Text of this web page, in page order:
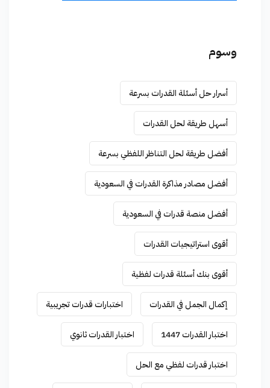
وسوم
أسرار حل أسئلة القدرات بسرعة
أسهل طريقة لحل القدرات
أفضل طريقة لحل التناظر اللفظي بسرعة
أفضل مصادر مذاكرة القدرات في السعودية
أفضل منصة قدرات في السعودية
أقوى استراتيجيات القدرات
أقوى بنك أسئلة قدرات لفظية
إكمال الجمل في القدرات اختبارات قدرات تجريبية
اختبار القدرات 1447 اختبار القدرات ثانوي
اختبار قدرات لفظي مع الحل